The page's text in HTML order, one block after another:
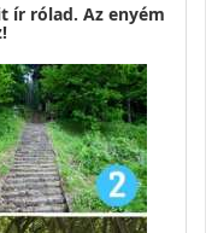
ír rólad. Az enyém